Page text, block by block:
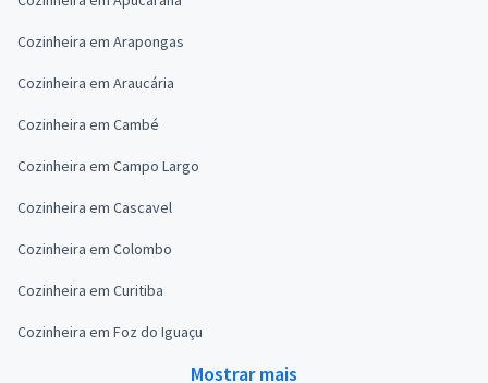
Cozinheira em Arapongas
Cozinheira em Araucária
Cozinheira em Cambé
Cozinheira em Campo Largo
Cozinheira em Cascavel
Cozinheira em Colombo
Cozinheira em Curitiba
Cozinheira em Foz do Iguaçu
Mostrar mais